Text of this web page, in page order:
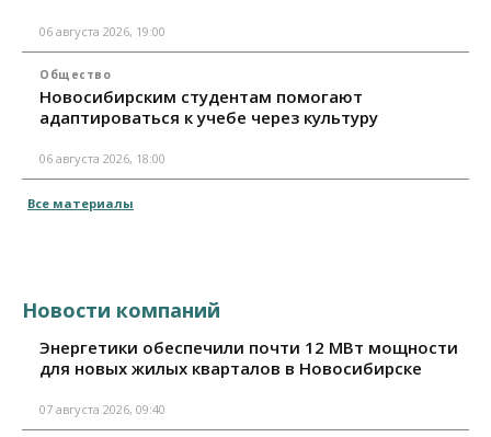
06 августа 2026, 19:00
Общество
Новосибирским студентам помогают
адаптироваться к учебе через культуру
06 августа 2026, 18:00
Все материалы
Новости компаний
Энергетики обеспечили почти 12 МВт мощности
для новых жилых кварталов в Новосибирске
07 августа 2026, 09:40